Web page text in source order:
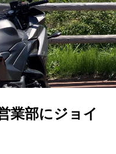
業部にジョイ